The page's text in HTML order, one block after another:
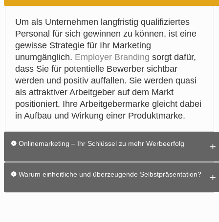
Um als Unternehmen langfristig qualifiziertes
Personal für sich gewinnen zu können, ist eine
gewisse Strategie für Ihr Marketing
unumgänglich. Employer Branding sorgt dafür,
dass Sie für potentielle Bewerber sichtbar
werden und positiv auffallen. Sie werden quasi
als attraktiver Arbeitgeber auf dem Markt
positioniert. Ihre Arbeitgebermarke gleicht dabei
in Aufbau und Wirkung einer Produktmarke.
❁ Onlinemarketing – Ihr Schlüssel zu mehr Werbeerfolg
erfolgreich sein können, müssen Sie sich am
Puls der Zeit orientieren und auf das Medium
❁ Warum einheitliche und überzeugende Selbstpräsentation?